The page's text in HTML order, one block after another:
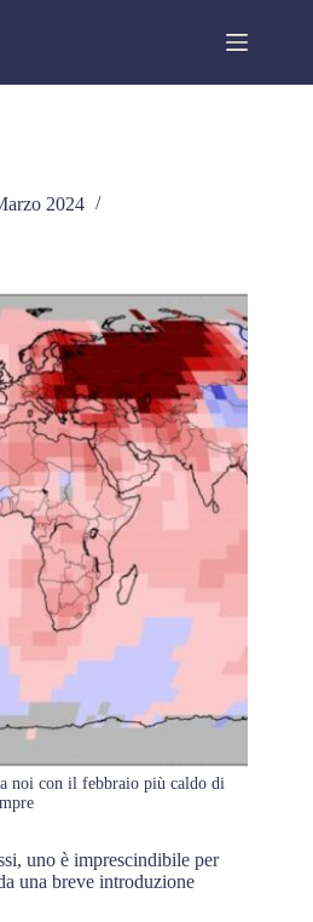
2024
noi con il febbraio più caldo di
uno è imprescindibile per
una breve introduzione